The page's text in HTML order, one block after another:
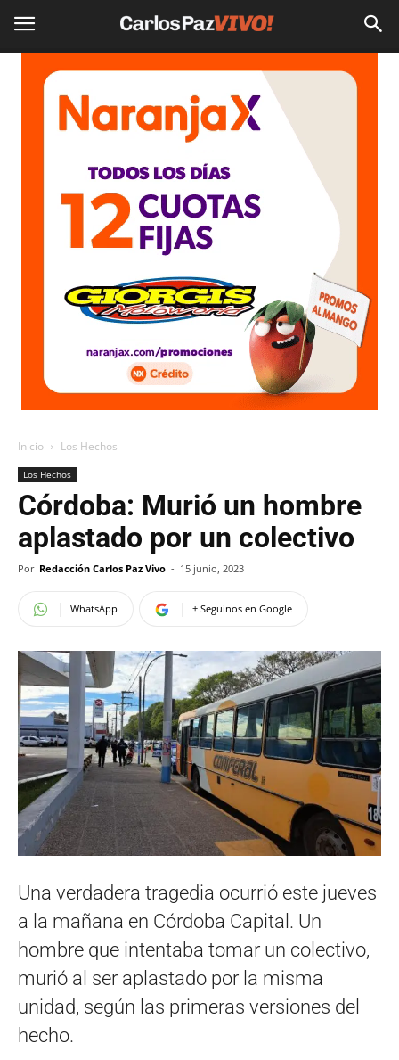
Inicio Los Hechos
Los Hechos
Córdoba: Murió un hombre
aplastado por un colectivo
Por Redacción Carlos Paz Vivo - 15 junio, 2023
WhatsApp + Seguinos en Google
Una verdadera tragedia ocurrió este jueves
a la mañana en Córdoba Capital. Un
hombre que intentaba tomar un colectivo,
murió al ser aplastado por la misma
unidad, según las primeras versiones del
hecho.